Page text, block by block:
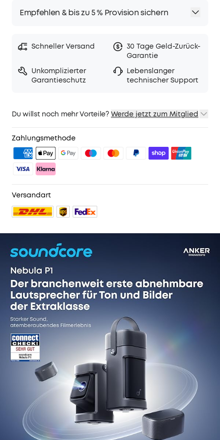
Empfehlen & bis zu 5 % Provision sichern
Schneller Versand
30 Tage Geld-Zurück-
Garantie
Unkomplizierter
Garantieschutz
Lebenslanger
technischer Support
Du willst noch mehr Vorteile? Werde jetzt zum Mitglied
2. Mitglieder-Preise für ausgewähte Produkte
3. Geburtstagsgeschenk
4. Weitere Vorteile mit soundcoreCredits
Mehr erfahren
Zahlungsmethode
Versandart
14 reviews